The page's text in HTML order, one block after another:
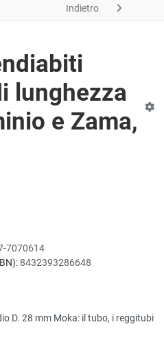
Indietro
lunghezza
e Zama,
7070614
8432393286648
D. 28 mm Moka: il tubo, i reggitubi